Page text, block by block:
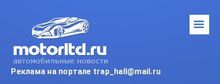
Реклама на портале